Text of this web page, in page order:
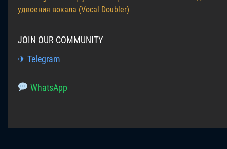
удвоения вокала (Vocal Doubler)
JOIN OUR COMMUNITY
✈ Telegram
WhatsApp